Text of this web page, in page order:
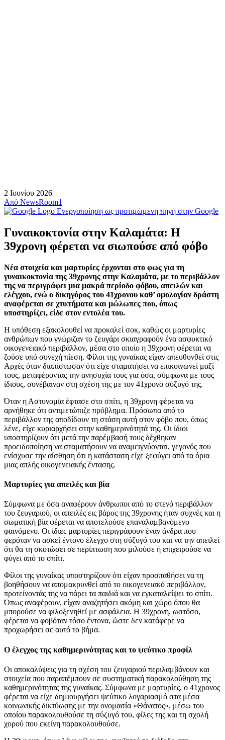
2 Ιουνίου 2026
Από NewsRoom1
Ενεργοποίηση ως προτιμώμενη πηγή στην Google
Γυναικοκτονία στην Καλαμάτα: Η
39χρονη φέρεται να σιωπούσε από φόβο
Νέα στοιχεία και μαρτυρίες έρχονται στο φως για τη
γυναικοκτονία της 39χρονης στην Καλαμάτα, με το περιβάλλον
της να περιγράφει μια μακρά περίοδο φόβου, απειλών και
ελέγχου, ενώ ο δικηγόρος του 41χρονου καθ’ ομολογίαν δράστη
αναφέρεται σε χτυπήματα και μώλωπες που, όπως
υποστηρίζει, είδε στον εντολέα του.
Η υπόθεση εξακολουθεί να προκαλεί σοκ, καθώς οι μαρτυρίες
ανθρώπων που γνώριζαν το ζευγάρι σκιαγραφούν ένα ασφυκτικό
οικογενειακό περιβάλλον, μέσα στο οποίο η 39χρονη φέρεται να
ζούσε υπό συνεχή πίεση. Φίλοι της γυναίκας είχαν απευθυνθεί στις
Αρχές όταν διαπίστωσαν ότι είχε σταματήσει να επικοινωνεί μαζί
τους, μεταφέροντας την ανησυχία τους για όσα, σύμφωνα με τους
ίδιους, συνέβαιναν στη σχέση της με τον 41χρονο σύζυγό της.
Όταν η Αστυνομία έφτασε στο σπίτι, η 39χρονη φέρεται να
αρνήθηκε ότι αντιμετώπιζε πρόβλημα. Πρόσωπα από το
περιβάλλον της αποδίδουν τη στάση αυτή στον φόβο που, όπως
λένε, είχε κυριαρχήσει στην καθημερινότητά της. Οι ίδιοι
υποστηρίζουν ότι μετά την παρέμβασή τους δέχθηκαν
προειδοποίηση να σταματήσουν να αναμειγνύονται, γεγονός που
ενίσχυσε την αίσθηση ότι η κατάσταση είχε ξεφύγει από τα όρια
μιας απλής οικογενειακής έντασης.
Μαρτυρίες για απειλές και βία
Σύμφωνα με όσα αναφέρουν άνθρωποι από το στενό περιβάλλον
του ζευγαριού, οι απειλές εις βάρος της 39χρονης ήταν συχνές και η
σωματική βία φέρεται να αποτελούσε επαναλαμβανόμενο
φαινόμενο. Οι ίδιες μαρτυρίες περιγράφουν έναν άνδρα που
φερόταν να ασκεί έντονο έλεγχο στη σύζυγό του και να την απειλεί
ότι θα τη σκοτώσει σε περίπτωση που μιλούσε ή επιχειρούσε να
φύγει από το σπίτι.
Φίλοι της γυναίκας υποστηρίζουν ότι είχαν προσπαθήσει να τη
βοηθήσουν να απομακρυνθεί από το οικογενειακό περιβάλλον,
προτείνοντάς της να πάρει τα παιδιά και να εγκαταλείψει το σπίτι.
Όπως αναφέρουν, είχαν αναζητήσει ακόμη και χώρο όπου θα
μπορούσε να φιλοξενηθεί με ασφάλεια. Η 39χρονη, ωστόσο,
φέρεται να φοβόταν τόσο έντονα, ώστε δεν κατάφερε να
προχωρήσει σε αυτό το βήμα.
Ο έλεγχος της καθημερινότητας και το ψεύτικο προφίλ
Οι αποκαλύψεις για τη σχέση του ζευγαριού περιλαμβάνουν και
στοιχεία που παραπέμπουν σε συστηματική παρακολούθηση της
καθημερινότητας της γυναίκας. Σύμφωνα με μαρτυρίες, ο 41χρονος
φέρεται να είχε δημιουργήσει ψεύτικο λογαριασμό στα μέσα
κοινωνικής δικτύωσης με την ονομασία «Θάνατος», μέσω του
οποίου παρακολουθούσε τη σύζυγό του, φίλες της και τη σχολή
χορού που εκείνη παρακολουθούσε.